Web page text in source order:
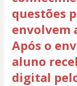
questões
envolvem
Após o
aluno
digital